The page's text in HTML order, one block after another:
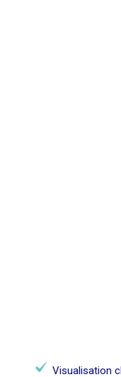
Visualisation